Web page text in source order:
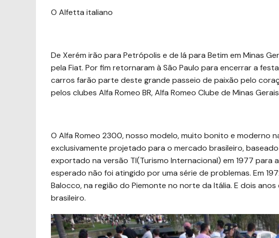
O Alfetta italiano
De Xerém irão para Petrópolis e de lá para Betim em Minas
pela Fiat. Por fim retornaram à São Paulo para encerrar a
carros farão parte deste grande passeio de paixão pelo
pelos clubes Alfa Romeo BR, Alfa Romeo Clube de Minas
O Alfa Romeo 2300, nosso modelo, muito bonito e moderno
exclusivamente projetado para o mercado brasileiro,
exportado na versão TI(Turismo Internacional) em 1977 para
esperado não foi atingido por uma série de problemas. Em
Balocco, na região do Piemonte no norte da Itália. E dois
brasileiro.